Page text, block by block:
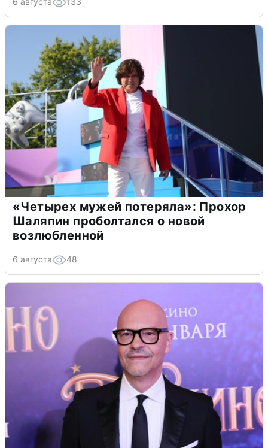
«Четырех мужей потеряла»: Прохор
Шаляпин проболтался о новой
возлюбленной
6 августа 48